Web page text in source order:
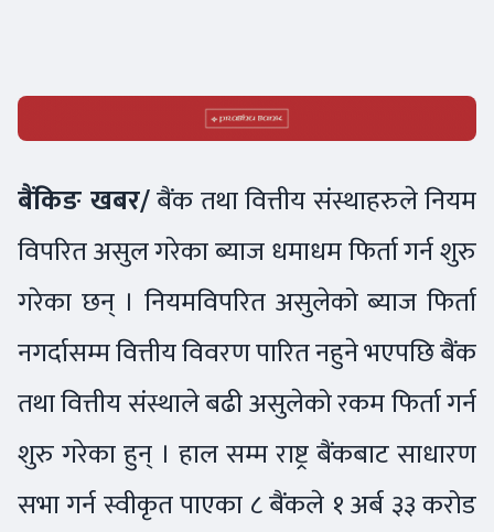
बैंकिङ खबर/बैंक तथा वित्तीय संस्थाहरुले नियम
विपरित असुल गरेका ब्याज धमाधम फिर्ता गर्न शुरु
गरेका छन् । नियमविपरित असुलेको ब्याज फिर्ता
नगर्दासम्म वित्तीय विवरण पारित नहुने भएपछि बैंक
तथा वित्तीय संस्थाले बढी असुलेको रकम फिर्ता गर्न
शुरु गरेका हुन् । हाल सम्म राष्ट्र बैंकबाट साधारण
सभा गर्न स्वीकृत पाएका ८ बैंकले १ अर्ब ३३ करोड